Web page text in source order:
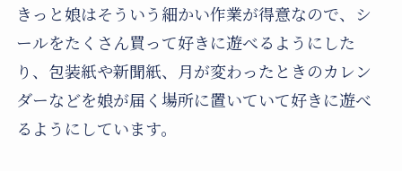
きっと娘はそういう細かい作業が得意なので、シ
ールをたくさん買って好きに遊べるようにした
り、包装紙や新聞紙、月が変わったときのカレン
ダーなどを娘が届く場所に置いていて好きに遊べ
るようにしています。